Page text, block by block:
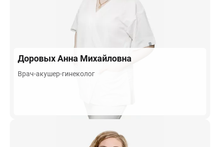
ДоровыхАнна Михайловна
Врач-акушер-гинеколог